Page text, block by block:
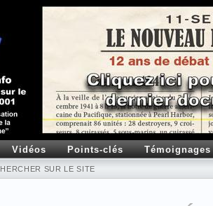
Vidéos Points-clés Témoignages
SUR LE SITE